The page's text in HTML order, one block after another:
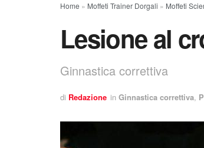
Home » Moffeti Trainer Dorgali » Moffeti
Lesione al
Ginnastica correttiva
di Redazione in Ginnastica correttiva,